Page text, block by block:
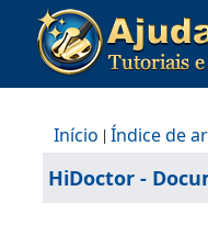
Início |Índice de
HiDoctor -